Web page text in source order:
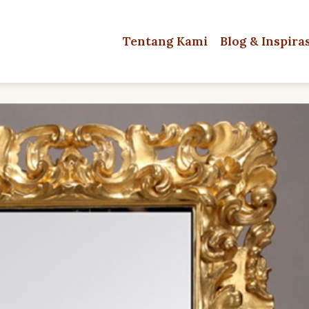
Tentang Kami Blog &